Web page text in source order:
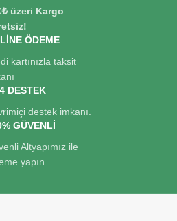
₺ üzeri Kargo
ÖDEME
kartınızla taksit
DESTEK
destek imkanı.
GÜVENLİ
Altyapımız ile
yapın.